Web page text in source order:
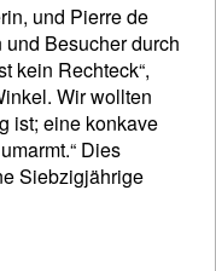
und Pierre de
Besucher durch
kein Rechteck“,
Wir wollten
ist; eine konkave
Dies
Siebzigjährige